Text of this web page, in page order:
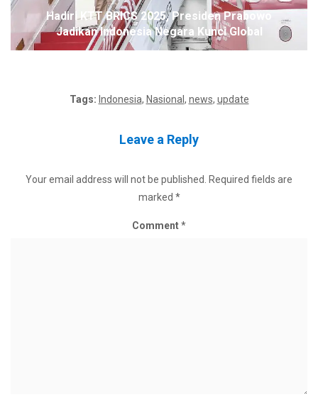
Hadiri KTT BRICS 2025, Presiden Prabowo
Jadikan Indonesia Negara Kunci Global
Tags: Indonesia, Nasional , news, update
Leave a Reply
Your email address will not be published.
Required fields are
marked *
Comment*